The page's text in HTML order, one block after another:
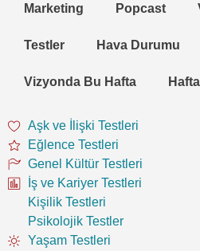
Marketing Popcast
Testler Hava Durumu
Vizyonda Bu Hafta
Aşk ve İlişki Testleri
Eğlence Testleri
Genel Kültür Testleri
İş ve Kariyer Testleri
Kişilik Testleri
Psikolojik Testler
Yaşam Testleri